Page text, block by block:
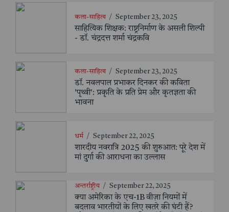
कला-साहित्य / September 23, 2025
साहित्यिक शिक्षक: राष्ट्रनिर्माण के असली शिल्पी
- डॉ. चंद्रदत्त शर्मा चंद्रकवि
कला-साहित्य / September 23, 2025
डॉ. नवलपाल प्रभाकर दिनकर की कविता
'पृथ्वी': प्रकृति के प्रति प्रेम और कृतज्ञता की
भावना
धर्म / September 22, 2025
शारदीय नवरात्रि 2025 की शुरुआत: पूरे देश में
मां दुर्गा की आराधना का उल्लास
अन्तर्राष्ट्रीय / September 22, 2025
क्या अमेरिका के एच-1B वीज़ा नियमों में
बदलाव भारतीयों के लिए खतरे की घंटी हैं?